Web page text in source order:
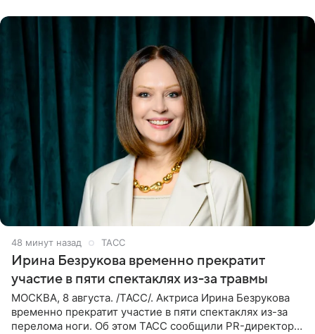
49 минут назад ТАСС
Ирина Безрукова временно прекратит
участие в пяти спектаклях из-за травмы
МОСКВА, 8 августа. /ТАСС/. Актриса Ирина Безрукова
временно прекратит участие в пяти спектаклях из-за
перелома ноги. Об этом ТАСС сообщили PR-директор